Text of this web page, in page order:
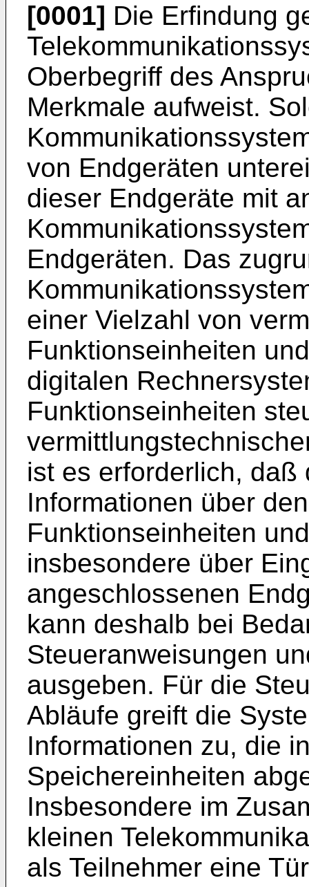
[0001] Die Erfindung
Oberbegriff des
Merkmale aufweist.
von Endgeräten
dieser Endgeräte mit
Endgeräten. Das
einer Vielzahl von
Funktionseinheiten
digitalen
Funktionseinheiten
ist es erforderlich, daß
Informationen über
Funktionseinheiten
insbesondere über
angeschlossenen
kann deshalb bei
Steueranweisungen
ausgeben. Für die
Abläufe greift die
Informationen zu, die
Speichereinheiten
Insbesondere im
kleinen
als Teilnehmer eine